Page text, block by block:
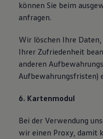
können Sie beim
anfragen.
Wir löschen Ihre
Ihrer Zufriedenheit
anderen
Aufbewahrungsfristen)
6. Kartenmodul
Bei der Verwendung
wir einen Proxy, damit